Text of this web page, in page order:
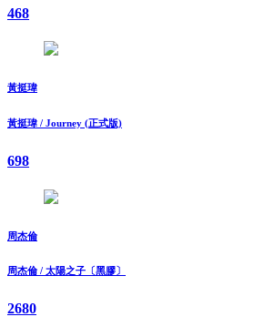
468
黃挺瑋
黃挺瑋 / Journey (正式版)
698
周杰倫
周杰倫 / 太陽之子〔黑膠〕
2680